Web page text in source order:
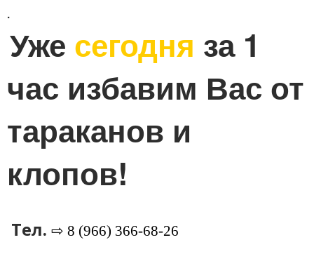
.
Уже сегодня за 1
час избавим Вас от
тараканов и
клопов!
Тел. ⇨ 8 (966) 366-68-26